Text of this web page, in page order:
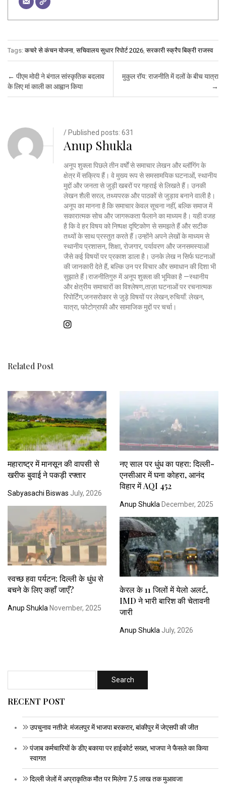
Tags:कचरे से कंचन योजना,सचिवालय सुधार रिपोर्ट 2026,सरकारी स्क्रैप बिक्री राजस्व
Post navigation
← पीएम मोदी ने बंगाल सांस्कृतिक बदलाव
के लिए मां काली का आह्वान किया
मुकुल रॉय: राजनीति में दलों के बीच यात्रा
→
/ Published posts: 631
Anup Shukla
अनूप शुक्ला पिछले तीन वर्षों से समाचार लेखन और ब्लॉगिंग के
क्षेत्र में सक्रिय हैं। वे मुख्य रूप से समसामयिक घटनाओं, स्थानीय
मुद्दों और जनता से जुड़ी खबरों पर गहराई से लिखते हैं। उनकी
लेखन शैली सरल, तथ्यपरक और पाठकों से जुड़ाव बनाने वाली है।
अनूप का मानना है कि समाचार केवल सूचना नहीं, बल्कि समाज में
सकारात्मक सोच और जागरूकता फैलाने का माध्यम है। यही वजह
है कि वे हर विषय को निष्पक्ष दृष्टिकोण से समझते हैं और सटीक
तथ्यों के साथ प्रस्तुत करते हैं।उन्होंने अपने लेखों के माध्यम से
स्थानीय प्रशासन, शिक्षा, रोजगार, पर्यावरण और जनसमस्याओं
जैसे कई विषयों पर प्रकाश डाला है। उनके लेख न सिर्फ घटनाओं
की जानकारी देते हैं, बल्कि उन पर विचार और समाधान की दिशा भी
सुझाते हैं।राजनीतिगुरु में अनूप शुक्ला की भूमिका है —स्थानीय
और क्षेत्रीय समाचारों का विश्लेषण,ताज़ा घटनाओं पर रचनात्मक
रिपोर्टिंग,जनसरोकार से जुड़े विषयों पर लेखन,रुचियाँ: लेखन,
यात्रा, फोटोग्राफी और सामाजिक मुद्दों पर चर्चा।
Related Post
महाराष्ट्र में मानसून की वापसी से
खरीफ बुवाई ने पकड़ी रफ्तार
Sabyasachi Biswas July, 2026
नए साल पर धुंध का पहरा: दिल्ली-
एनसीआर में घना कोहरा, आनंद
विहार में AQI 452
Anup ShuklaDecember, 2025
स्वच्छ हवा पर्यटन: दिल्ली के धुंध से
बचने के लिए कहाँ जाएँ?
Anup Shukla November, 2025
केरल के 11 जिलों में येलो अलर्ट,
IMD ने भारी बारिश की चेतावनी
जारी
Anup Shukla July, 2026
RECENT POST
उपचुनाव नतीजे: मंजलपुर में भाजपा बरकरार, बांकीपुर में जेएसपी की जीत
पंजाब कर्मचारियों के डीए बकाया पर हाईकोर्ट सख्त, भाजपा ने फैसले का किया
स्वागत
दिल्ली जेलों में अप्राकृतिक मौत पर मिलेगा 7.5 लाख तक मुआवजा